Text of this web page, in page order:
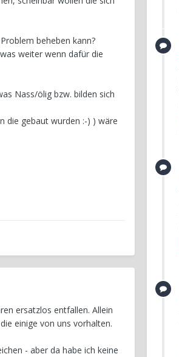
beheben kann?
weiter wenn dafür die
Nass/ölig bzw. bilden sich
die gebaut wurden :-) ) wäre
ersatzlos entfallen. Allein
einige von uns vorhalten.
- aber da habe ich keine